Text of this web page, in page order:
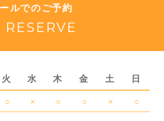
ルでのご予約
RESERVE
火 水 木 金 土 日
○ × ○ ○ × ○